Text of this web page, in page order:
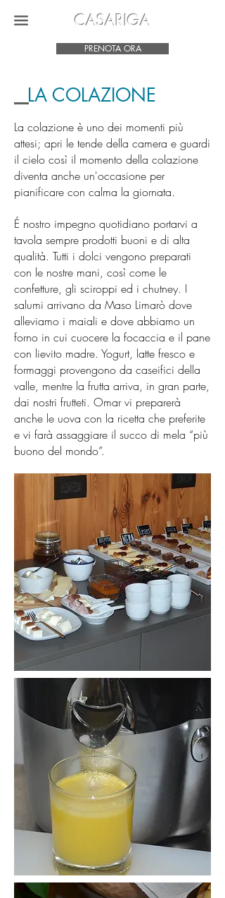
PRENOTA ORA
CASARIGA
LA COLAZIONE
La colazione è uno dei momenti più
attesi; apri le tende della camera e guardi
il cielo così il momento della colazione
diventa anche un'occasione per
pianificare con calma la giornata.
É nostro impegno quotidiano portarvi a
tavola sempre prodotti buoni e di alta
qualità. Tutti i dolci vengono preparati
con le nostre mani, così come le
confetture, gli sciroppi ed i chutney. I
salumi arrivano da Maso Limarò dove
alleviamo i maiali e dove abbiamo un
forno in cui cuocere la focaccia e il pane
con lievito madre. Yogurt, latte fresco e
formaggi provengono da caseifici della
valle, mentre la frutta arriva, in gran parte,
dai nostri frutteti. Omar vi preparerà
anche le uova con la ricetta che preferite
e vi farà assaggiare il succo di mela “più
buono del mondo”.